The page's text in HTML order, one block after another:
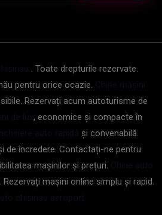
. Toate drepturile rezervate.
pentru orice ocazie. Chirie mașini
Rezervați acum autoturisme de
de lux, economice și compacte în
auto rapidă și convenabilă.
de încredere. Contactați-ne pentru
mașinilor și prețuri. Chirie auto
mașini online simplu și rapid.
chisinau aeroport